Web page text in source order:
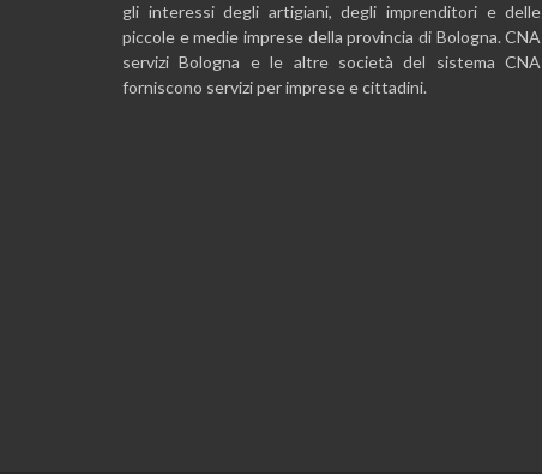
gli interessi degli artigiani, degli imprenditori e delle
piccole e medie imprese della provincia di Bologna. CNA
servizi Bologna e le altre società del sistema CNA
forniscono servizi per imprese e cittadini.